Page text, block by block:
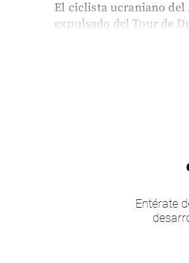
El ciclista ucraniano del
expulsado del Tour de
Entérate